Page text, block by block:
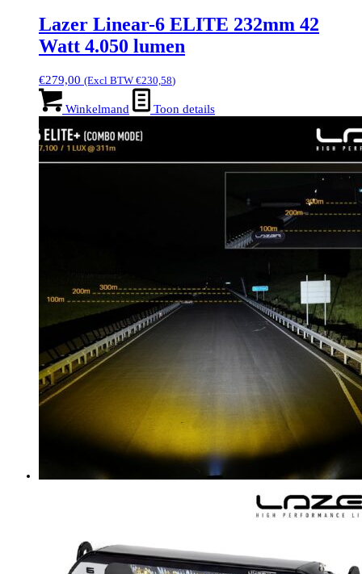
Lazer Linear-6 ELITE 232mm 42
Watt 4.050 lumen
€279,00 (Excl BTW €230,58)
Winkelmand Toon details